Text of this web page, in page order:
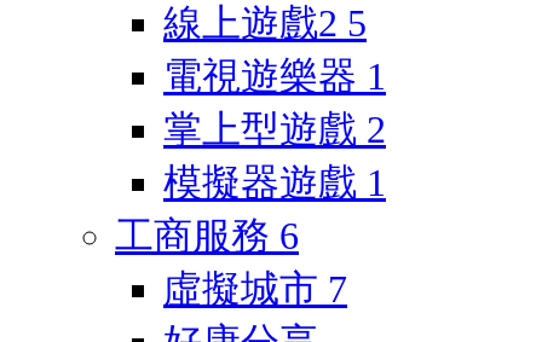
線上遊戲2 5
電視遊樂器 1
掌上型遊戲 2
模擬器遊戲 1
工商服務 6
虛擬城市 7